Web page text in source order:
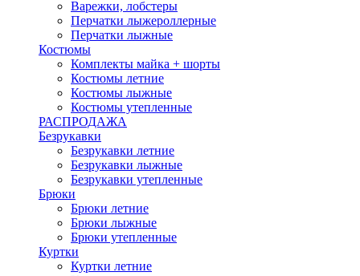
Варежки, лобстеры
Перчатки лыжероллерные
Перчатки лыжные
Костюмы
Комплекты майка + шорты
Костюмы летние
Костюмы лыжные
Костюмы утепленные
РАСПРОДАЖА
Безрукавки
Безрукавки летние
Безрукавки лыжные
Безрукавки утепленные
Брюки
Брюки летние
Брюки лыжные
Брюки утепленные
Куртки
Куртки летние